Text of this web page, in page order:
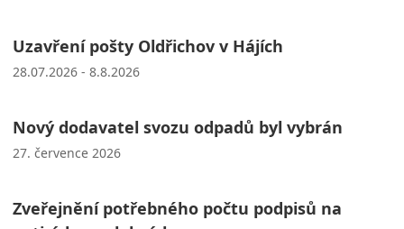
Uzavření pošty Oldřichov v Hájích
28.07.2026 - 8.8.2026
Nový dodavatel svozu odpadů byl vybrán
27. července 2026
Zveřejnění potřebného počtu podpisů na